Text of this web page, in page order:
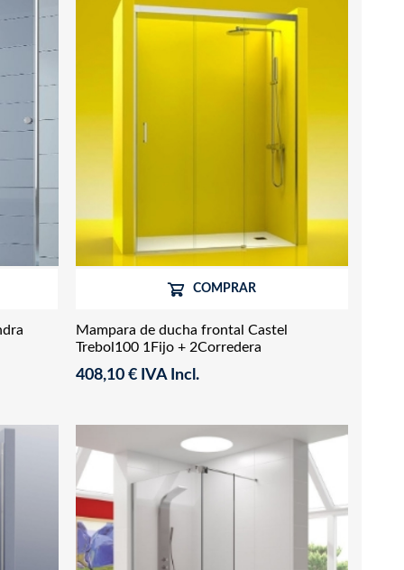
Mampara de ducha frontal Castel
Trebol100 1Fijo + 2Corredera
408,10 € IVA Incl.
COMPRAR